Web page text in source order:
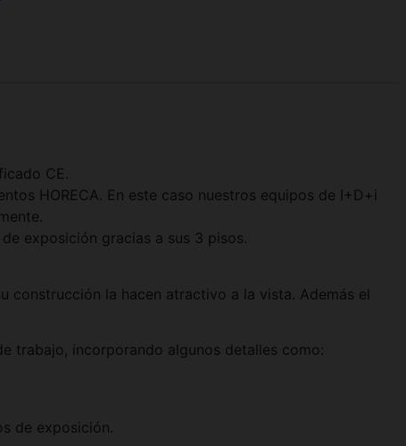
CE.
HORECA. En este caso nuestros equipos de I+D+i
exposición gracias a sus 3 pisos.
construcción la hacen atractivo a la vista. Además el
trabajo, incorporando algunos detalles como:
de exposición.